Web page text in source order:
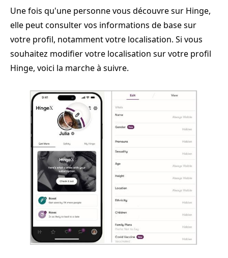
Une fois qu'une personne vous découvre sur Hinge,
elle peut consulter vos informations de base sur
votre profil, notamment votre localisation. Si vous
souhaitez modifier votre localisation sur votre profil
Hinge, voici la marche à suivre.